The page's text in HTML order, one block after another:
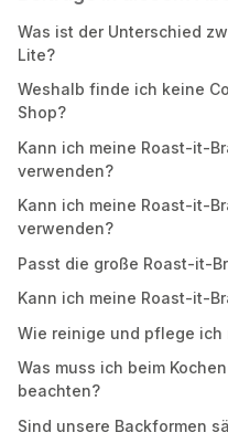
Was ist der Unterschied
Lite?
Weshalb finde ich keine
Shop?
Kann ich meine Roast-it-
verwenden?
Kann ich meine Roast-it-
verwenden?
Passt die große Roast-it-
Kann ich meine Roast-it-
Wie reinige und pflege ich
Was muss ich beim
beachten?
Sind unsere Backformen